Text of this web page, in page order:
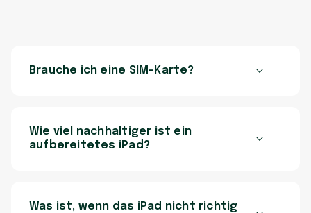
Brauche ich eine SIM-Karte?
Wie viel nachhaltiger ist ein
aufbereitetes iPad?
Was ist, wenn das iPad nicht richtig